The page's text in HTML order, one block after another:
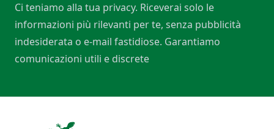
Ci teniamo alla tua privacy. Riceverai solo le
informazioni più rilevanti per te, senza pubblicità
indesiderata o e-mail fastidiose. Garantiamo
comunicazioni utili e discrete